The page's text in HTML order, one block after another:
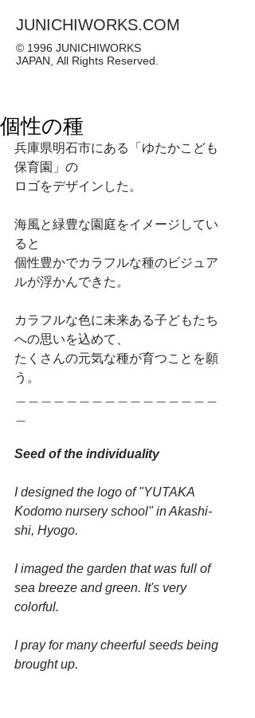
JUNICHIWORKS.COM
© 1996 JUNICHIWORKS
JAPAN, All Rights Reserved.
個性の種
兵庫県明石市にある「ゆたかこども
保育園」の
ロゴをデザインした。
海風と緑豊な園庭をイメージしてい
ると
個性豊かでカラフルな種のビジュア
ルが浮かんできた。
カラフルな色に未来ある子どもたち
への思いを込めて、
たくさんの元気な種が育つことを願
う。
Seed of the individuality
I designed the logo of "YUTAKA
Kodomo nursery school" in Akashi-
shi, Hyogo.
I imaged the garden that was full of
sea breeze and green. It's very
colorful.
I pray for many cheerful seeds being
brought up.